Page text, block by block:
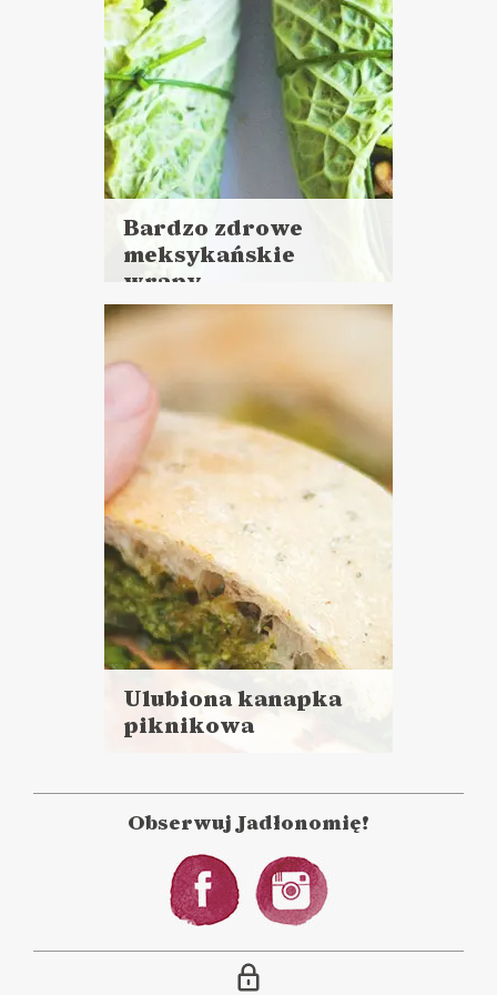
Bardzo zdrowe
meksykańskie
wrapy
Czytaj
więcej
do 30 minut
LUNCHE DO PRACY
PRZYSTAWKI
Ulubiona kanapka
piknikowa
+ 2 godziny marynowania
DO CHLEBA
PRZYSTAWKI
ŚNIADANIA
Obserwuj Jadłonomię!